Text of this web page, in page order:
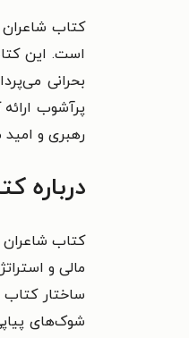
کتاب شاعران
است. این
بحرانی
پرآشوب
رهبری و امید
درباره
کتاب شاعران
مالی و
ساختار کتاب
شوک‌های